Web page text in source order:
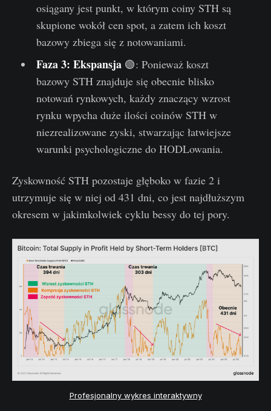
osiągany jest punkt, w którym coiny STH są
skupione wokół cen spot, a zatem ich koszt
bazowy zbiega się z notowaniami.
Faza 3: Ekspansja 🟢: Ponieważ koszt
bazowy STH znajduje się obecnie blisko
notowań rynkowych, każdy znaczący wzrost
rynku wpycha duże ilości coinów STH w
niezrealizowane zyski, stwarzając łatwiejsze
warunki psychologiczne do HODLowania.
Zyskowność STH pozostaje głęboko w fazie 2 i
utrzymuje się w niej od 431 dni, co jest najdłuższym
okresem w jakimkolwiek cyklu bessy do tej pory.
Profesjonalny wykres interaktywny